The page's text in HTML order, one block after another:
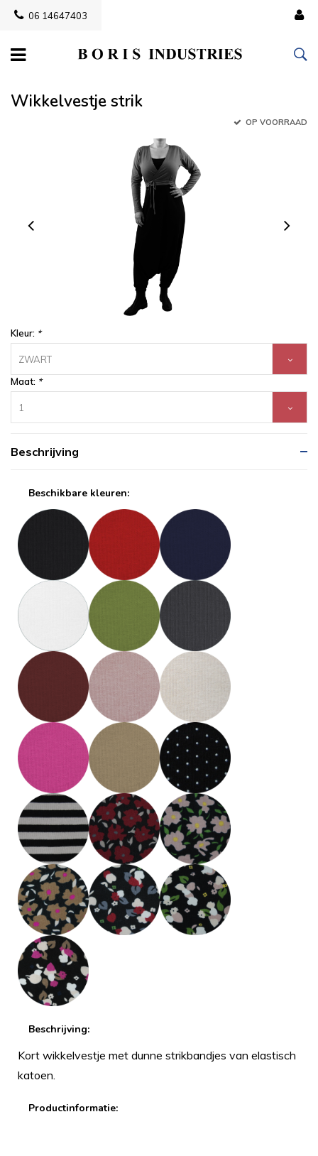
06 14647403
Wikkelvestje strik
OP VOORRAAD
Kleur: *
ZWART
Maat: *
1
Beschrijving
Beschikbare kleuren:
Beschrijving:
Kort wikkelvestje met dunne strikbandjes van elastisch
katoen.
Productinformatie: